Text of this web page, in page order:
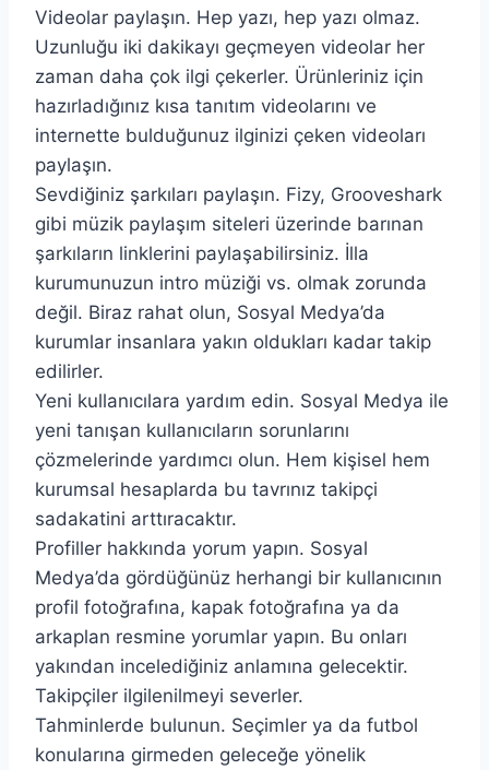
Videolar paylaşın. Hep yazı, hep yazı olmaz.
Uzunluğu iki dakikayı geçmeyen videolar her
zaman daha çok ilgi çekerler. Ürünleriniz için
hazırladığınız kısa tanıtım videolarını ve
internette bulduğunuz ilginizi çeken videoları
paylaşın.
Sevdiğiniz şarkıları paylaşın. Fizy, Grooveshark
gibi müzik paylaşım siteleri üzerinde barınan
şarkıların linklerini paylaşabilirsiniz. İlla
kurumunuzun intro müziği vs. olmak zorunda
değil. Biraz rahat olun, Sosyal Medya’da
kurumlar insanlara yakın oldukları kadar takip
edilirler.
Yeni kullanıcılara yardım edin. Sosyal Medya ile
yeni tanışan kullanıcıların sorunlarını
çözmelerinde yardımcı olun. Hem kişisel hem
kurumsal hesaplarda bu tavrınız takipçi
sadakatini arttıracaktır.
Profiller hakkında yorum yapın. Sosyal
Medya’da gördüğünüz herhangi bir kullanıcının
profil fotoğrafına, kapak fotoğrafına ya da
arkaplan resmine yorumlar yapın. Bu onları
yakından incelediğiniz anlamına gelecektir.
Takipçiler ilgilenilmeyi severler.
Tahminlerde bulunun. Seçimler ya da futbol
konularına girmeden geleceğe yönelik